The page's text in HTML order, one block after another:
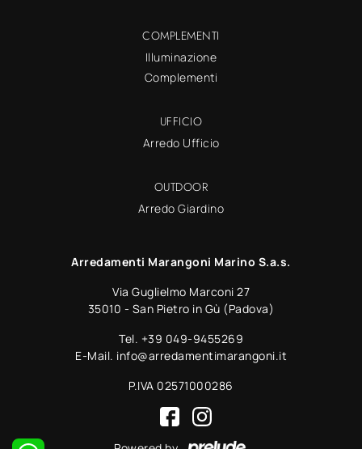
COMPLEMENTI
Illuminazione
Complementi
UFFICIO
Arredo Ufficio
OUTDOOR
Arredo Giardino
Arredamenti Marangoni Marino S.a.s.
Via Guglielmo Marconi 27
35010 - San Pietro in Gù (Padova)
Tel. +39 049-9455269
E-Mail. info@arredamentimarangoni.it
P.IVA 02571000286